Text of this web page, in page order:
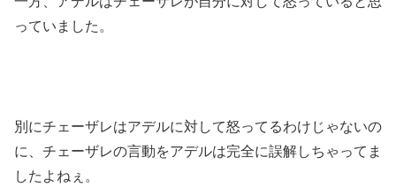
っていました。
別にチェーザレはアデルに対して怒ってるわけじゃないの
に、チェーザレの言動をアデルは完全に誤解しちゃってま
したよねぇ。